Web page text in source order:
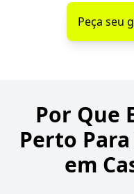
Peça seu
Por Que
Perto
em